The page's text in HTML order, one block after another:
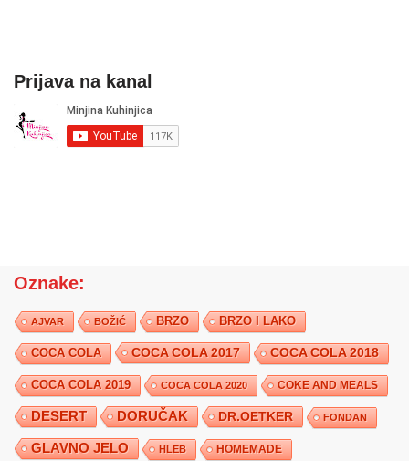
Prijava na kanal
Oznake:
AJVAR BOŽIĆ BRZO BRZO I LAKO
COCA COLA COCA COLA 2017 COCA COLA 2018
COCA COLA 2019 COCA COLA 2020 COKE AND MEALS
DESERT DORUČAK DR.OETKER FONDAN
GLAVNO JELO HLEB HOMEMADE